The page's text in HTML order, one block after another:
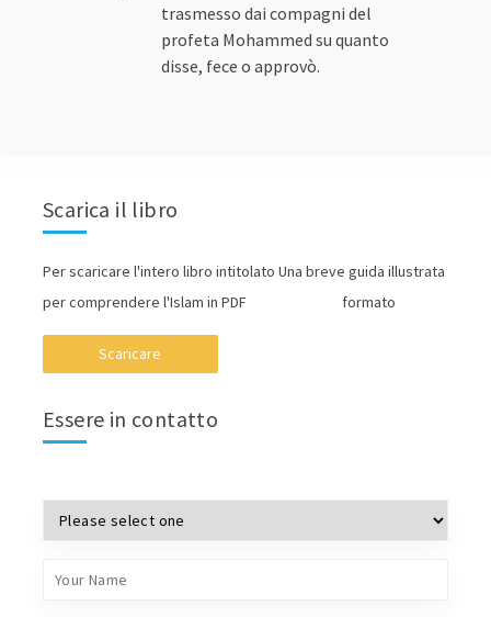
trasmesso dai compagni del
profeta Mohammed su quanto
disse, fece o approvò.
Scarica il libro
Per scaricare l'intero libro intitolato Una breve guida illustrata
per comprendere l'Islam in PDF formato
Scaricare
Essere in contatto